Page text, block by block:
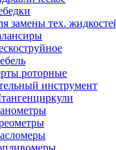
замены тех.
роторные
инструмент